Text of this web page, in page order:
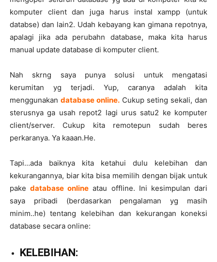
komputer client dan juga harus instal xampp (untuk
databse) dan lain2. Udah kebayang kan gimana repotnya,
apalagi jika ada perubahn database, maka kita harus
manual update database di komputer client.
Nah skrng saya punya solusi untuk mengatasi
kerumitan yg terjadi. Yup, caranya adalah kita
menggunakan database online. Cukup seting sekali, dan
sterusnya ga usah repot2 lagi urus satu2 ke komputer
client/server. Cukup kita remotepun sudah beres
perkaranya. Ya kaaan.He.
Tapi…ada baiknya kita ketahui dulu kelebihan dan
kekurangannya, biar kita bisa memilih dengan bijak untuk
pakedatabase online atau offline. Ini kesimpulan dari
saya pribadi (berdasarkan pengalaman yg masih
minim..he) tentang kelebihan dan kekurangan koneksi
database secara online:
KELEBIHAN: